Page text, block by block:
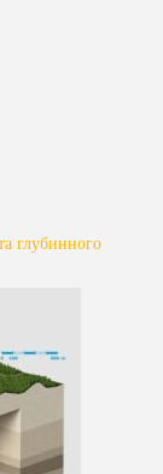
глубинного